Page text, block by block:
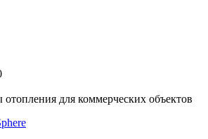
для коммерческих объектов